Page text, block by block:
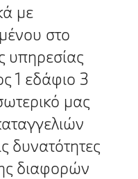
με
στο
υπηρεσίας
1 εδάφιο 3
μας
δυνατότητες
διαφορών